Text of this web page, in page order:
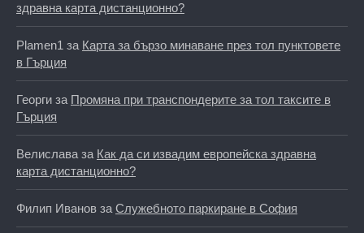
здравна карта дистанционно?
Plamen1 за Карта за бързо минаване през тол пунктовете
в Гърция
Георги за Промяна при транспондерите за тол таксите в
Гърция
Велислава за Как да си извадим европейска здравна
карта дистанционно?
Филип Иванов за Служебното паркиране в София